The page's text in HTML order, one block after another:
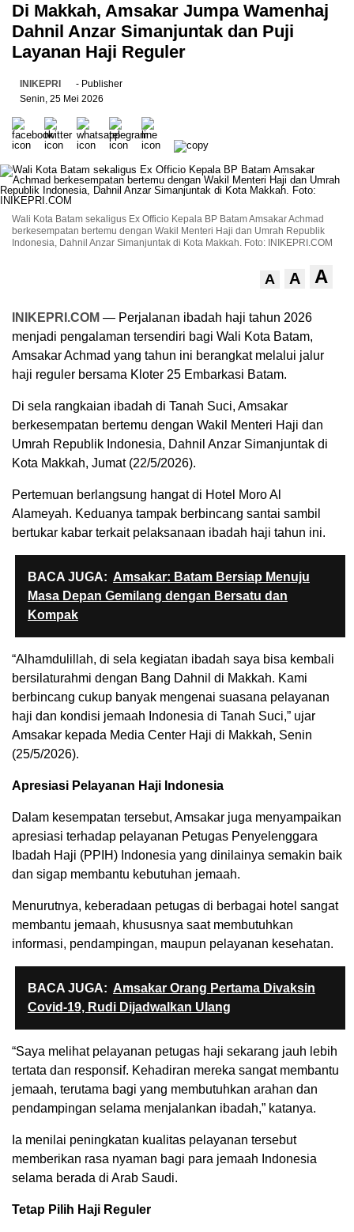
Di Makkah, Amsakar Jumpa Wamenhaj
Dahnil Anzar Simanjuntak dan Puji
Layanan Haji Reguler
INIKEPRI
- Publisher
Senin, 25 Mei 2026
Wali Kota Batam sekaligus Ex Officio Kepala BP Batam Amsakar Achmad
berkesempatan bertemu dengan Wakil Menteri Haji dan Umrah Republik
Indonesia, Dahnil Anzar Simanjuntak di Kota Makkah. Foto: INIKEPRI.COM
A A A
INIKEPRI.COM — Perjalanan ibadah haji tahun 2026
menjadi pengalaman tersendiri bagi Wali Kota Batam,
Amsakar Achmad yang tahun ini berangkat melalui jalur
haji reguler bersama Kloter 25 Embarkasi Batam.
Di sela rangkaian ibadah di Tanah Suci, Amsakar
berkesempatan bertemu dengan Wakil Menteri Haji dan
Umrah Republik Indonesia, Dahnil Anzar Simanjuntak di
Kota Makkah, Jumat (22/5/2026).
Pertemuan berlangsung hangat di Hotel Moro Al
Alameyah. Keduanya tampak berbincang santai sambil
bertukar kabar terkait pelaksanaan ibadah haji tahun ini.
BACA JUGA: Amsakar: Batam Bersiap Menuju
Masa Depan Gemilang dengan Bersatu dan
Kompak
“Alhamdulillah, di sela kegiatan ibadah saya bisa kembali
bersilaturahmi dengan Bang Dahnil di Makkah. Kami
berbincang cukup banyak mengenai suasana pelayanan
haji dan kondisi jemaah Indonesia di Tanah Suci,” ujar
Amsakar kepada Media Center Haji di Makkah, Senin
(25/5/2026).
Apresiasi Pelayanan Haji Indonesia
Dalam kesempatan tersebut, Amsakar juga menyampaikan
apresiasi terhadap pelayanan Petugas Penyelenggara
Ibadah Haji (PPIH) Indonesia yang dinilainya semakin baik
dan sigap membantu kebutuhan jemaah.
Menurutnya, keberadaan petugas di berbagai hotel sangat
membantu jemaah, khususnya saat membutuhkan
informasi, pendampingan, maupun pelayanan kesehatan.
BACA JUGA: Amsakar Orang Pertama Divaksin
Covid-19, Rudi Dijadwalkan Ulang
“Saya melihat pelayanan petugas haji sekarang jauh lebih
tertata dan responsif. Kehadiran mereka sangat membantu
jemaah, terutama bagi yang membutuhkan arahan dan
pendampingan selama menjalankan ibadah,” katanya.
Ia menilai peningkatan kualitas pelayanan tersebut
memberikan rasa nyaman bagi para jemaah Indonesia
selama berada di Arab Saudi.
Tetap Pilih Haji Reguler